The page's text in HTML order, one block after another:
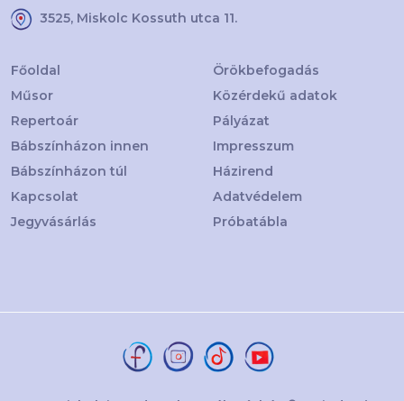
3525, Miskolc Kossuth utca 11.
Főoldal
Műsor
Repertoár
Bábszínházon innen
Bábszínházon túl
Kapcsolat
Jegyvásárlás
Örökbefogadás
Közérdekű adatok
Pályázat
Impresszum
Házirend
Adatvédelem
Próbatábla